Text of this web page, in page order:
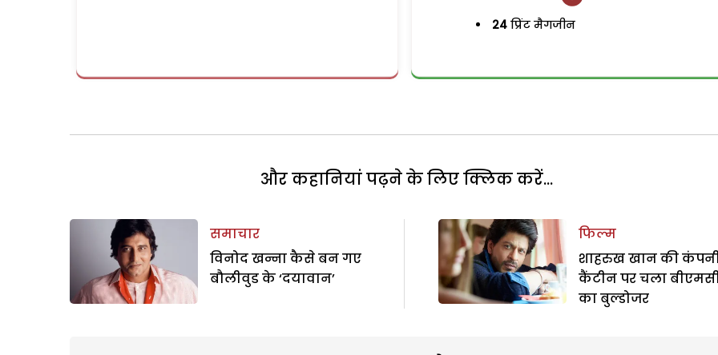
24 प्रिंट मैगजीन
और कहानियां पढ़ने के लिए क्लिक करें...
समाचार
विनोद खन्ना कैसे बन गए
बौलीवुड के ‘दयावान’
फिल्म
शाहरुख खान की
कैंटीन पर चला
का बुल्डोजर